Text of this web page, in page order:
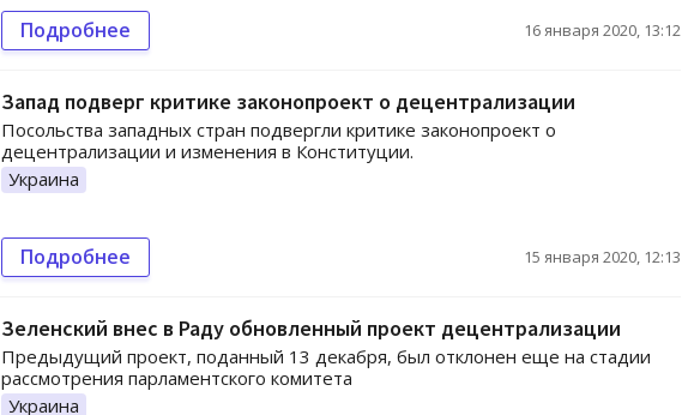
Подробнее 16 января 2020, 13:12
Запад подверг критике законопроект о децентрализации
Посольства западных стран подвергли критике законопроект о
децентрализации и изменения в Конституции.
Украина
Подробнее 15 января 2020, 12:13
Зеленский внес в Раду обновленный проект децентрализации
Предыдущий проект, поданный 13 декабря, был отклонен еще на стадии
рассмотрения парламентского комитета
Украина